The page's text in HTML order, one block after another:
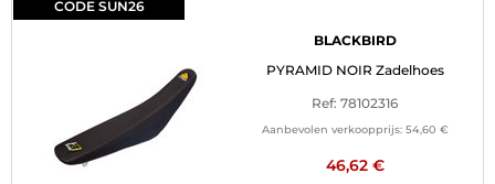
CODE SUN26
BLACKBIRD
PYRAMID NOIR Zadelhoes
Ref: 78102316
Aanbevolen verkoopprijs: 54,60 €
46,62 €